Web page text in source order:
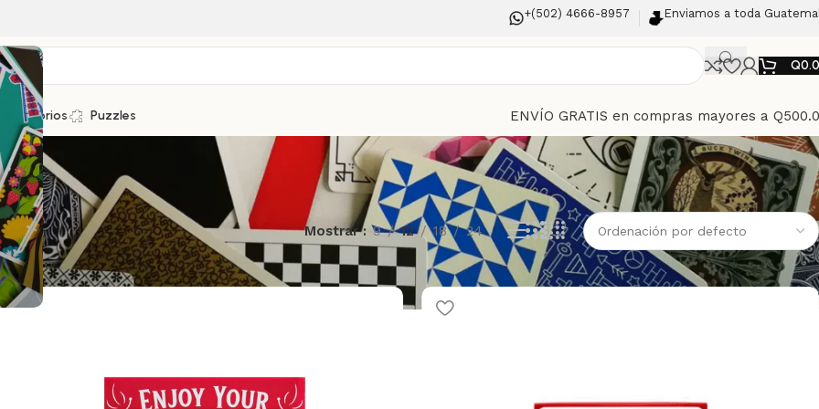
+(502) 4666-8957 Enviamos a toda
Q
Accesorios Puzzles ENVÍO GRATIS en compras mayores a
Mostrar 9 12 18 24